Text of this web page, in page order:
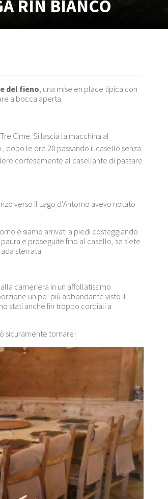
RIN BIANCO
del fieno , una mise en place tipica con
a bocca aperta.
Cime. Si lascia la macchina al
dopo le ore 20 passando il casello senza
cortesemente al casellante di passare
verso il Lago d’Antorno avevo notato
e siamo arrivati a piedi costeggiando
e proseguite fino al casello, se siete
sterrata.
cameriera in un affollatissimo
un po’ più abbondante visto il
stati anche fin troppo cordiali a
sicuramente tornare!